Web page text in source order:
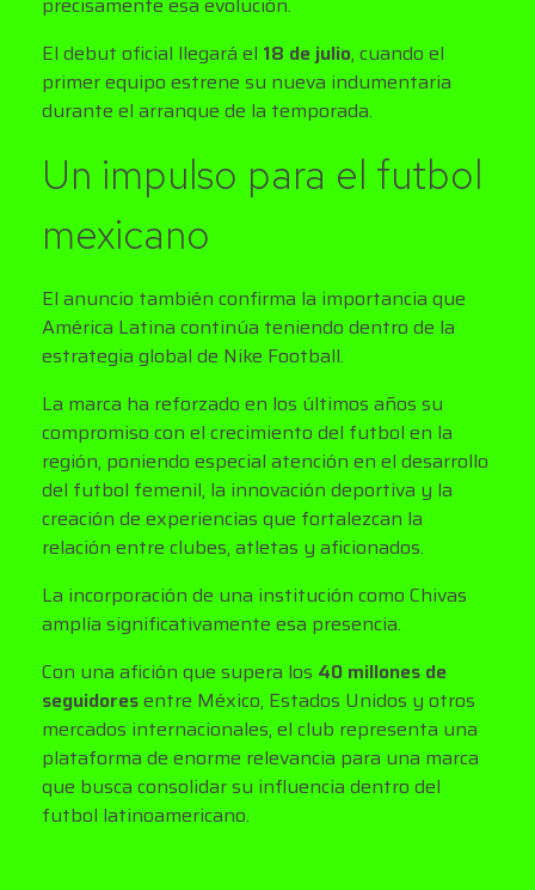
El debut oficial llegará el 18 de julio, cuando el
primer equipo estrene su nueva indumentaria
durante el arranque de la temporada.
Un impulso para el futbol
mexicano
El anuncio también confirma la importancia que
América Latina continúa teniendo dentro de la
estrategia global de Nike Football.
La marca ha reforzado en los últimos años su
compromiso con el crecimiento del futbol en la
región, poniendo especial atención en el desarrollo
del futbol femenil, la innovación deportiva y la
creación de experiencias que fortalezcan la
relación entre clubes, atletas y aficionados.
La incorporación de una institución como Chivas
amplía significativamente esa presencia.
Con una afición que supera los 40 millones de
seguidoresentre México, Estados Unidos y otros
mercados internacionales, el club representa una
plataforma de enorme relevancia para una marca
que busca consolidar su influencia dentro del
futbol latinoamericano.